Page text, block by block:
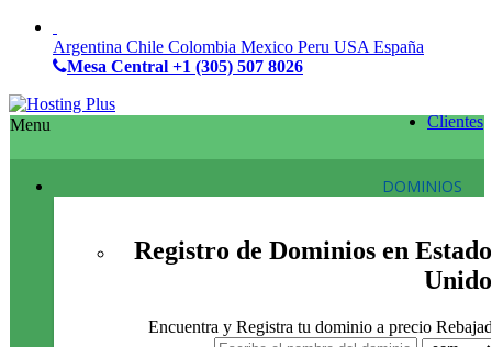
Argentina Chile Colombia Mexico Peru USA España
Mesa Central +1 (305) 507 8026
Clientes
Menu
DOMINIOS
Registro de Dominios en
Encuentra y Registra tu dominio a precio